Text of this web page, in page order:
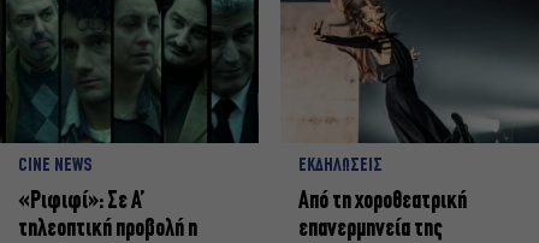
CINE NEWS
«Ριφιφί»: Σε Α’
τηλεοπτική προβολή η
ΕΚΔΗΛΩΣΕΙΣ
Από τη χοροθεατρική
επανερμηνεία της